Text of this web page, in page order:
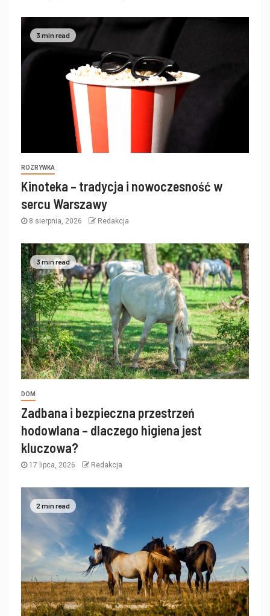
3 min read
ROZRYWKA
Kinoteka – tradycja i nowoczesność w
sercu Warszawy
8 sierpnia, 2026 Redakcja
3 min read
DOM
Zadbana i bezpieczna przestrzeń
hodowlana – dlaczego higiena jest
kluczowa?
17 lipca, 2026 Redakcja
2 min read